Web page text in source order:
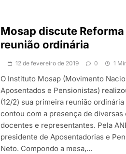
Mosap discute
reunião ordinária
12 de fevereiro de 2019 0 1
O Instituto Mosap (Movimento
Aposentados e Pensionistas)
(12/2) sua primeira reunião
contou com a presença de
docentes e representantes. Pela
presidente de Aposentadorias e
Neto. Compondo a mesa,…